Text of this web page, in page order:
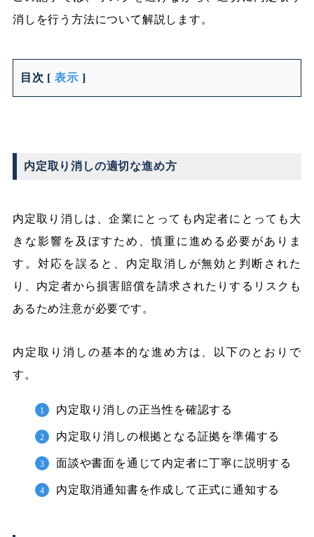
消しを行う方法について解説します。
目次 [ 表示 ]
内定取り消しの適切な進め方
内定取り消しは、企業にとっても内定者にとっても大
きな影響を及ぼすため、慎重に進める必要がありま
す。対応を誤ると、内定取消しが無効と判断された
り、内定者から損害賠償を請求されたりするリスクも
あるため注意が必要です。
内定取り消しの基本的な進め方は、以下のとおりで
す。
内定取り消しの正当性を確認する
内定取り消しの根拠となる証拠を準備する
面談や書面を通じて内定者に丁寧に説明する
内定取消通知書を作成して正式に通知する